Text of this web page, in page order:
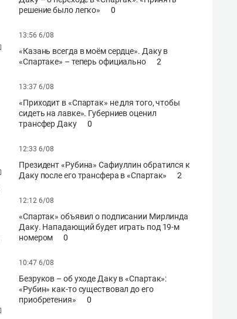
решение было легко»
0
13:56 6/08
«Казань всегда в моём сердце». Даку в
«Спартаке» – теперь официально
2
13:37 6/08
«Приходит в «Спартак» не для того, чтобы
сидеть на лавке». Губерниев оценил
трансфер Даку
0
12:33 6/08
Президент «Рубина» Сафиуллин обратился к
Даку после его трансфера в «Спартак»
2
12:12 6/08
«Спартак» объявил о подписании Мирлинда
Даку. Нападающий будет играть под 19-м
номером
0
10:47 6/08
Безруков – об уходе Даку в «Спартак»:
«Рубин» как-то существовал до его
приобретения»
0